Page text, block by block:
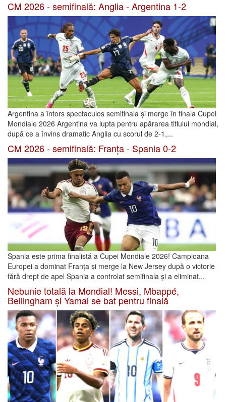
CM 2026 - semifinală: Anglia - Argentina 1-2
Argentina a întors spectaculos semifinala și merge în finala Cupei
Mondiale 2026 Argentina va lupta pentru apărarea titlului mondial,
după ce a învins dramatic Anglia cu scorul de 2-1,...
CM 2026 - semifinală: Franța - Spania 0-2
Spania este prima finalistă a Cupei Mondiale 2026! Campioana
Europei a dominat Franța și merge la New Jersey după o victorie
fără drept de apel Spania a controlat semifinala și a eliminat...
Nebunie totală la Mondial! Messi, Mbappé,
Bellingham și Yamal se bat pentru finală